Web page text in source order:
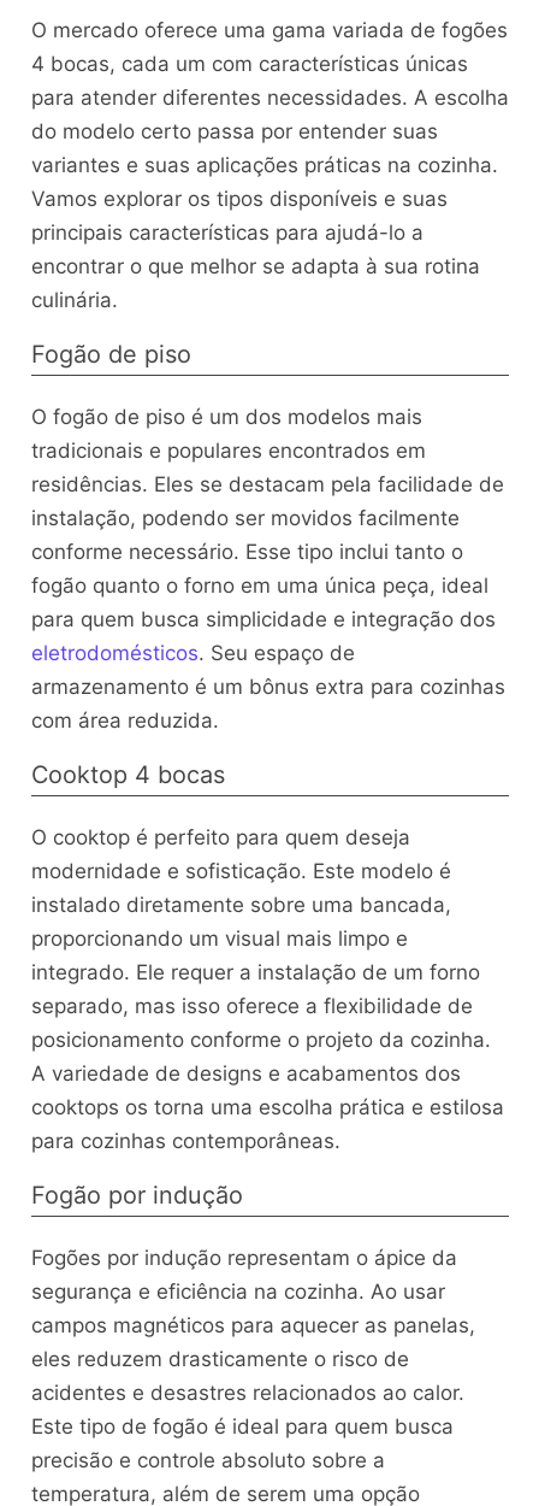
O mercado oferece uma gama variada de fogões
4 bocas, cada um com características únicas
para atender diferentes necessidades. A escolha
do modelo certo passa por entender suas
variantes e suas aplicações práticas na cozinha.
Vamos explorar os tipos disponíveis e suas
principais características para ajudá-lo a
encontrar o que melhor se adapta à sua rotina
culinária.
Fogão de piso
O fogão de piso é um dos modelos mais
tradicionais e populares encontrados em
residências. Eles se destacam pela facilidade de
instalação, podendo ser movidos facilmente
conforme necessário. Esse tipo inclui tanto o
fogão quanto o forno em uma única peça, ideal
para quem busca simplicidade e integração dos
eletrodomésticos. Seu espaço de
armazenamento é um bônus extra para cozinhas
com área reduzida.
Cooktop 4 bocas
O cooktop é perfeito para quem deseja
modernidade e sofisticação. Este modelo é
instalado diretamente sobre uma bancada,
proporcionando um visual mais limpo e
integrado. Ele requer a instalação de um forno
separado, mas isso oferece a flexibilidade de
posicionamento conforme o projeto da cozinha.
A variedade de designs e acabamentos dos
cooktops os torna uma escolha prática e estilosa
para cozinhas contemporâneas.
Fogão por indução
Fogões por indução representam o ápice da
segurança e eficiência na cozinha. Ao usar
campos magnéticos para aquecer as panelas,
eles reduzem drasticamente o risco de
acidentes e desastres relacionados ao calor.
Este tipo de fogão é ideal para quem busca
precisão e controle absoluto sobre a
temperatura, além de serem uma opção